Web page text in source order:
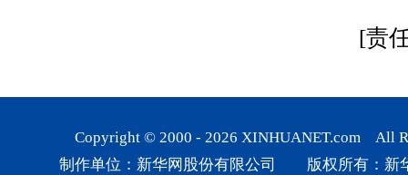
[责
Copyright © 2000 - 2026 XINHUANET.com All
制作单位：新华网股份有限公司 版权所有：新